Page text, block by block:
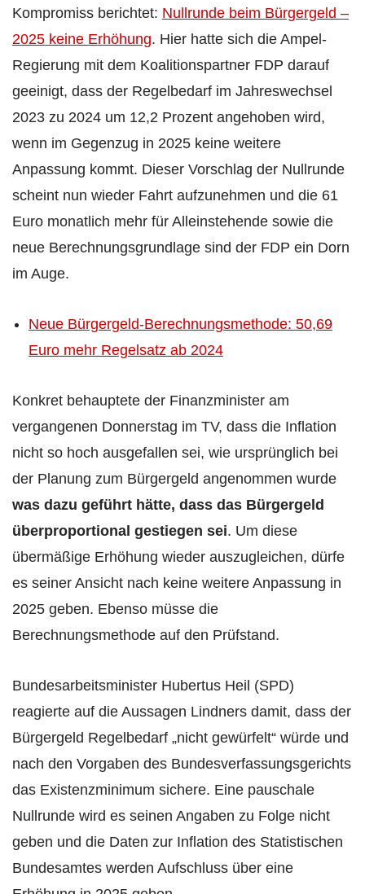
Kompromiss berichtet: Nullrunde beim Bürgergeld –
2025 keine Erhöhung. Hier hatte sich die Ampel-
Regierung mit dem Koalitionspartner FDP darauf
geeinigt, dass der Regelbedarf im Jahreswechsel
2023 zu 2024 um 12,2 Prozent angehoben wird,
wenn im Gegenzug in 2025 keine weitere
Anpassung kommt. Dieser Vorschlag der Nullrunde
scheint nun wieder Fahrt aufzunehmen und die 61
Euro monatlich mehr für Alleinstehende sowie die
neue Berechnungsgrundlage sind der FDP ein Dorn
im Auge.
Neue Bürgergeld-Berechnungsmethode: 50,69
Euro mehr Regelsatz ab 2024
Konkret behauptete der Finanzminister am
vergangenen Donnerstag im TV, dass die Inflation
nicht so hoch ausgefallen sei, wie ursprünglich bei
der Planung zum Bürgergeld angenommen wurde
was dazu geführt hätte, dass das Bürgergeld
überproportional gestiegen sei. Um diese
übermäßige Erhöhung wieder auszugleichen, dürfe
es seiner Ansicht nach keine weitere Anpassung in
2025 geben. Ebenso müsse die
Berechnungsmethode auf den Prüfstand.
Bundesarbeitsminister Hubertus Heil (SPD)
reagierte auf die Aussagen Lindners damit, dass der
Bürgergeld Regelbedarf „nicht gewürfelt“ würde und
nach den Vorgaben des Bundesverfassungsgerichts
das Existenzminimum sichere. Eine pauschale
Nullrunde wird es seinen Angaben zu Folge nicht
geben und die Daten zur Inflation des Statistischen
Bundesamtes werden Aufschluss über eine